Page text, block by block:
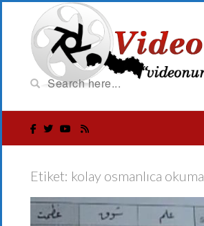
Etiket: kolay osmanlıca okuma